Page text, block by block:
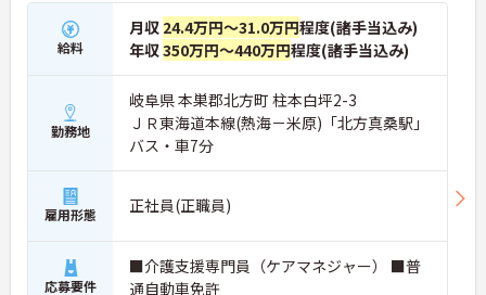
給料
月収 24.4万円～31.0万円程度(諸手当込み)
年収350万円～440万円程度(諸手当込み)
勤務地
岐阜県 本巣郡北方町 柱本白坪2-3
ＪＲ東海道本線(熱海－米原)「北方真桑駅」
バス・車7分
雇用形態 正社員(正職員)
応募要件
■介護支援専門員（ケアマネジャー） ■普
通自動車免許